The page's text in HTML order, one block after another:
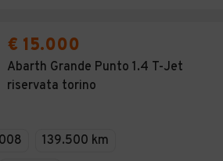
€ 15.000
Abarth Grande Punto 1.4 T-Jet
riservata torino
139.500 km